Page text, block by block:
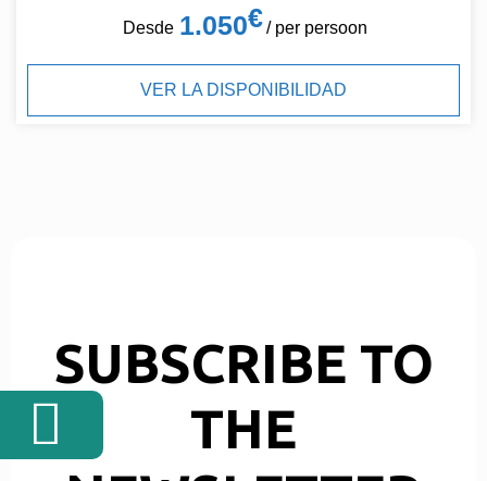
Desde 1.050€/ per persoon
VER LA DISPONIBILIDAD